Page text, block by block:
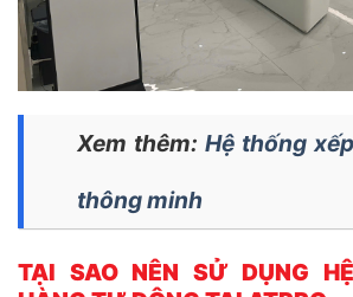
Xem thêm: Hệ thống
thông minh
TẠI SAO NÊN SỬ DỤNG